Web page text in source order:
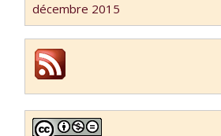
décembre 2015